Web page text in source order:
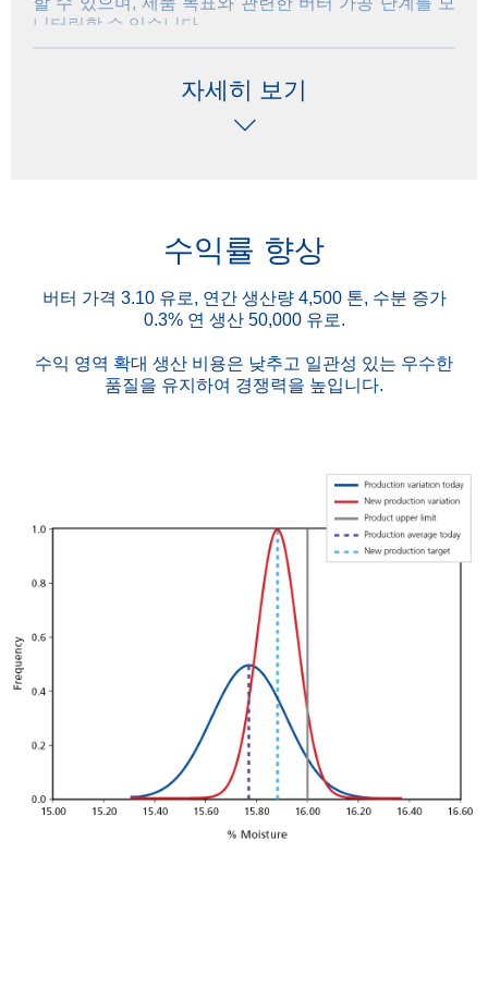
니터링할 수 있습니다.
NIR 분석기에서 제공하는 분석 데이터의 지속적인 흐름
정보를 제공합니다. 분석 데이터를 지속적으로 모니터
ProFoss 2는 분석 과정에서 수 초 단위로 측정할 수 있
습니다. 측정 빈도는 프로세스의 변동 요인에 대한 정확
정입니다. ProFoss 2의 또 다른 장점은 근적외선 투과
분석법을 사용하여 시료의 내부까지 측정할 수 있다는
있습니다.
합니다. 동시에 일관성 있는 측정을 통해 모든 유닛이 항
상 우수한 품질의 측정 정보를 도출할 수 있도록 보장합
니다.
에서 인라인 제어의 장점을 확
인해 보십시오.
자세히 보기
수익률 향상
버터 가격 3.10 유로, 연간 생산량 4,500 톤, 수분 증가
0.3% 연 생산 50,000 유로.
수익 영역 확대 생산 비용은 낮추고 일관성 있는 우수한
품질을 유지하여 경쟁력을 높입니다.